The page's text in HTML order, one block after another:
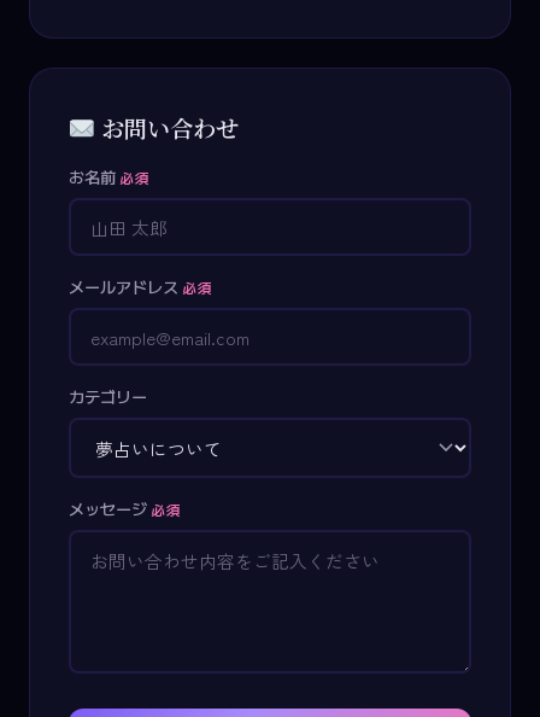
お問い合わせ
お名前 必須
メールアドレス 必須
カテゴリー
メッセージ 必須